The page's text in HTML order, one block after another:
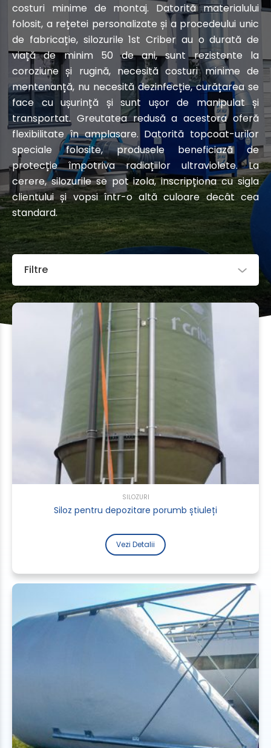
costuri minime de montaj. Datorită materialului
folosit, a rețetei personalizate și a procedeului unic
de fabricație, silozurile 1st Criber au o durată de
viață de minim 50 de ani, sunt rezistente la
coroziune și rugină, necesită costuri minime de
mentenanță, nu necesită dezinfecție, curățarea se
face cu ușurință și sunt ușor de manipulat și
transportat. Greutatea redusă a acestora oferă
flexibilitate în amplasare. Datorită topcoat-urilor
speciale folosite, produsele beneficiază de
protecție împotriva radiațiilor ultraviolete. La
cerere, silozurile se pot izola, inscripționa cu sigla
clientului și vopsi într-o altă culoare decât cea
standard.
Filtre
SILOZURI
Siloz pentru depozitare porumb știuleți
Vezi Detalii